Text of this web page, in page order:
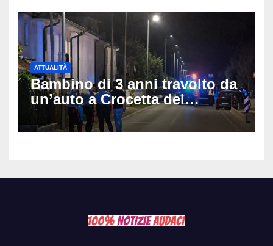
ATTUALITÀ
Bambino di 3 anni travolto da
un’auto a Crocetta del
Montello: è gravissimo,
trasportato in elicottero a